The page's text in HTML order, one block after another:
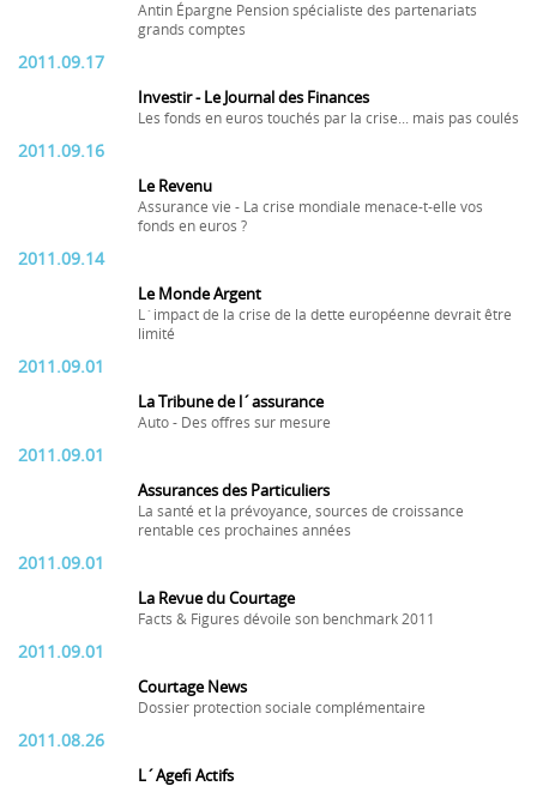
Antin Épargne Pension spécialiste des partenariats
grands comptes
2011.09.17
Investir - Le Journal des Finances
Les fonds en euros touchés par la crise... mais pas coulés
2011.09.16
Le Revenu
Assurance vie - La crise mondiale menace-t-elle vos
fonds en euros ?
2011.09.14
Le Monde Argent
L´impact de la crise de la dette européenne devrait être
limité
2011.09.01
La Tribune de l´assurance
Auto - Des offres sur mesure
2011.09.01
Assurances des Particuliers
La santé et la prévoyance, sources de croissance
rentable ces prochaines années
2011.09.01
La Revue du Courtage
Facts & Figures dévoile son benchmark 2011
2011.09.01
Courtage News
Dossier protection sociale complémentaire
2011.08.26
L´Agefi Actifs